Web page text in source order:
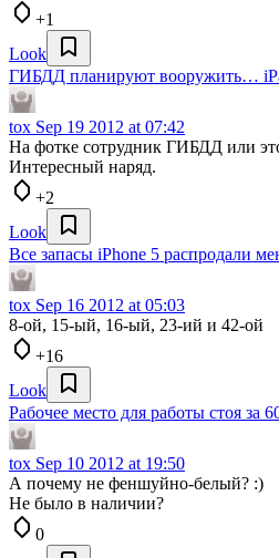
+1
Look
ГИБДД планируют вооружить…
tox Sep 19 2012 at 07:42
На фотке сотрудник ГИБДД или
Интересный наряд.
+2
Look
Все запасы iPhone 5 распродали
tox Sep 16 2012 at 05:03
8-ой, 15-ый, 16-ый, 23-ий и 42-ой
+16
Look
Рабочее место для работы стоя за
tox Sep 10 2012 at 19:50
А почему не феншуйно-белый? :)
Не было в наличии?
0